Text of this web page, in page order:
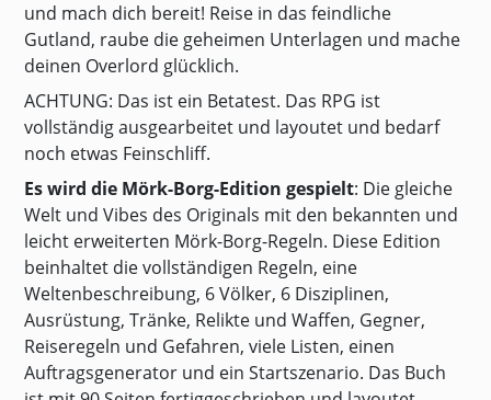
und mach dich bereit! Reise in das feindliche
Gutland, raube die geheimen Unterlagen und mache
deinen Overlord glücklich.
ACHTUNG: Das ist ein Betatest. Das RPG ist
vollständig ausgearbeitet und layoutet und bedarf
noch etwas Feinschliff.
Es wird die Mörk-Borg-Edition gespielt: Die gleiche
Welt und Vibes des Originals mit den bekannten und
leicht erweiterten Mörk-Borg-Regeln. Diese Edition
beinhaltet die vollständigen Regeln, eine
Weltenbeschreibung, 6 Völker, 6 Disziplinen,
Ausrüstung, Tränke, Relikte und Waffen, Gegner,
Reiseregeln und Gefahren, viele Listen, einen
Auftragsgenerator und ein Startszenario. Das Buch